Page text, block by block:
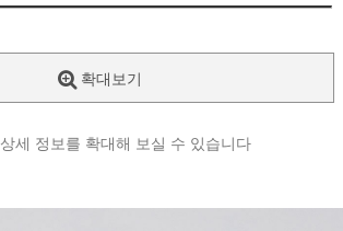
확대보기
상세 정보를 확대해 보실 수 있습니다